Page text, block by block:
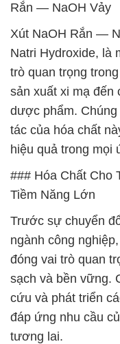
Rắn — NaOH Vảy
Xút NaOH Rắn —
Natri Hydroxide, là
trò quan trọng
sản xuất xi mạ đến
dược phẩm.
tác của hóa chất
hiệu quả trong mọi
### Hóa Chất
Tiềm Năng Lớn
Trước sự chuyển
ngành công
đóng vai trò quan
sạch và bền vững.
cứu và phát triển
đáp ứng nhu cầu
tương lai.